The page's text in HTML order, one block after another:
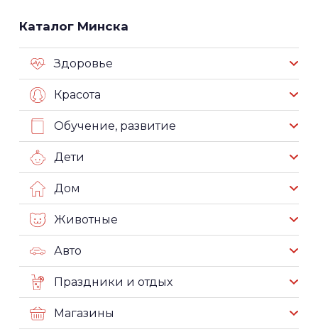
Каталог Минска
Здоровье
Красота
Обучение, развитие
Дети
Дом
Животные
Авто
Праздники и отдых
Магазины